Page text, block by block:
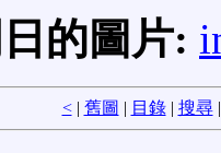
的圖片:
<| 舊圖 | 目錄| 搜尋